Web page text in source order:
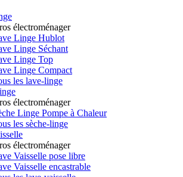
électroménager
Linge Hublot
Linge Séchant
Linge Top
Linge Compact
les lave-linge
électroménager
Linge Pompe à Chaleur
les sèche-linge
électroménager
Vaisselle pose libre
Vaisselle encastrable